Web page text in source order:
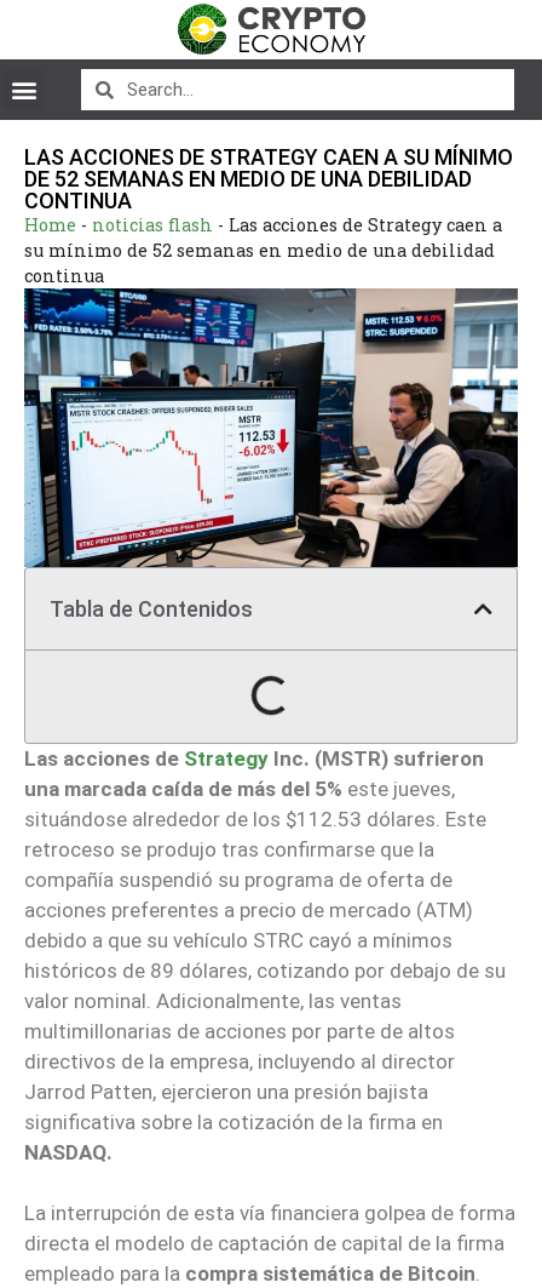
LAS ACCIONES DE STRATEGY CAEN A SU MÍNIMO
DE 52 SEMANAS EN MEDIO DE UNA DEBILIDAD
CONTINUA
Home - noticias flash - Las acciones de Strategy caen a
su mínimo de 52 semanas en medio de una debilidad
continua
Tabla de Contenidos
Las acciones de Strategy Inc. (MSTR) sufrieron
una marcada caída de más del 5% este jueves,
situándose alrededor de los $112.53 dólares. Este
retroceso se produjo tras confirmarse que la
compañía suspendió su programa de oferta de
acciones preferentes a precio de mercado (ATM)
debido a que su vehículo STRC cayó a mínimos
históricos de 89 dólares, cotizando por debajo de su
valor nominal. Adicionalmente, las ventas
multimillonarias de acciones por parte de altos
directivos de la empresa, incluyendo al director
Jarrod Patten, ejercieron una presión bajista
significativa sobre la cotización de la firma en
NASDAQ.
La interrupción de esta vía financiera golpea de forma
directa el modelo de captación de capital de la firma
empleado para la compra sistemática de Bitcoin.